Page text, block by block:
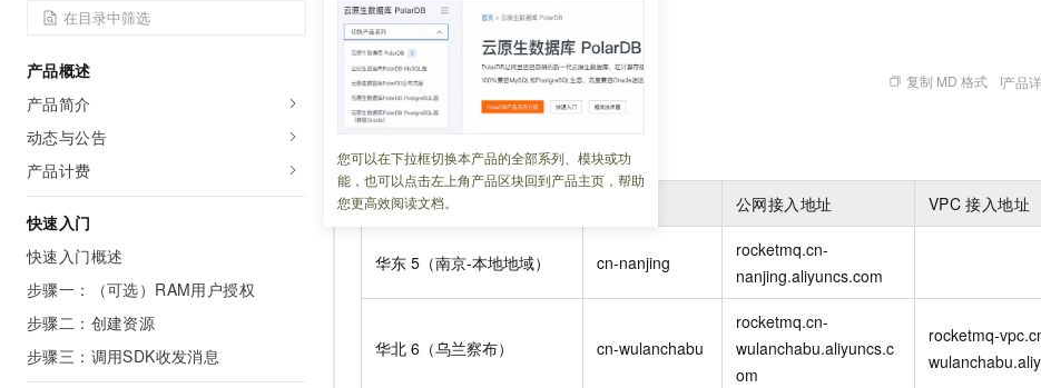
您可以在下拉框切换本产品的全部系列、模块或功
能，也可以点击左上角产品区块回到产品主页，帮助
您更高效阅读文档。
产品概述
产品简介
动态与公告
产品计费
快速入门
快速入门概述
步骤一：（可选）RAM用户授权
步骤二：创建资源
步骤三：调用SDK收发消息
服务接入点
更新时间： 2026-08-03 09:23:16 复制 MD 格式 产品
地域名称 公网接入地址 VPC 接入地址
华东 5（南京-本地地域） cn-nanjing
rocketmq.cn-
nanjing.aliyuncs.com
华北 6（乌兰察布） cn-wulanchabu
rocketmq.cn-
wulanchabu.aliyuncs.c
om
rocketmq-
大模型
文本生成
Qwen3.8-Max HOT
智能体时代全能旗舰模型
Qwen3.7-Plus
能看、能想、能动手的多模态智能体模型
Qwen3-VL-Plus
Kimi 最新旗舰模型，长程编程与推理利器
Deepseek-v4-pro
GLM-5.2
1M上下文，专为长程任务能力而生
让文字生成流畅细腻
HappyHorse-
Wan2.7-T2V
精选产品
人工智能与机器学习
存储
网络与CDN
大模型服务与应用平台
千问大模型
多元化、高性能、安全可靠的大模型服务
无影云电脑
随时随地安全接入的云上超级电脑
云解析DNS
云原生大数据计算服务 MaxCompute
对象存储 OSS
一站式AI开发、训练和推理服务
Qoder CN
容器服务 Kubernetes 版 ACK
提供一站式管理容器应用的 K8s 服务
云原生数据库 PolarDB
精选解决方案
AI
现代化应用
安全
网络
企业级Agent产品，直接交付可用成果
Agency Agents：拥有专属领域专家
多领域专家智能体,一键组建 AI 虚拟交付团队
HappyHorse 打造一站式影视创作平台
快速拥有专属 OpenClaw
GLM-5.2：长任务时代开源旗舰模型
自主进化，持久记忆，越用越聪明
Claude Code + GStack 打造工程团队
安装技能 GStack，拥有专属 AI 工程团队
轻松解锁专属
低代码高效构建企业
云服务器38元/年起，超值低价云产品抢先购
官方推荐返现计划
推荐新用户得奖励，单订单最高返9万
云工开物
高校专属算力普惠，学生认证享300元代金券
免费试用
解决方案免费试用 新老同享
1亿+ 大模型 tokens 和 30+ 款产品免费体验
阿里云 OPC 创新助力计划
至高百万元 Token 补贴，加速一人公司成长
Qwen3.8-Max 首发尝鲜，限时加量 10 倍，夜间低至2折
千问办公，限时限量积分加倍 NEW
你的AI工作搭子，覆盖日常办公高频场景
万小智 AI 建站低至 15元/月
送.CN域名，送备案服务码
Night Plan 支持 Qwen 3.8-Max
夜间 5 折，Qwen/Meoo/TokenPlan 客户专享
从图文生成到视频创
AI 建站
0 代码专业建站，无
AI 办公
AI智能应用，一键激
云上成本管理
管理和优化成本
价格优势
推动算力普惠，释放技术红利
多端小程序
Salesforce 国际版订阅
友盟天域
观测云
Tuya 物联网平台阿里云版
蓝凌 OA
电子合同
Tableau 订阅
身份实名认证
短信
OCR 文字识别
发票查验
天气预报查询
快递物流查询
全能环境
操作系统
Red Hat
咨询伙伴
销售伙伴合作计划
Salesforce On Alibaba Cloud
Consulting Partner 合作计划
产品生态伙伴工作台
Salesforce On
计划
售后服务
自助服务
工单服务
短信专区
企业增值服务台
服务实践
官网公告
健康状态
技术领先
稳定可靠
安全合规
分析师报告
研究报告与白皮书
天池大赛
AI 算法大赛
云开发大赛
云栖战略参考
云上的中国
金融模力时刻
客户案例
魔搭 ModelScope
云工开物
科研合作